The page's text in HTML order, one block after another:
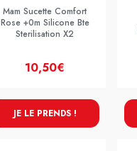
Mam Sucette Comfort
Rose +0m Silicone Bte
Sterilisation X2
10,50€
JE LE PRENDS !